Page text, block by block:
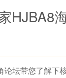
HJBA8
坛带您了解下